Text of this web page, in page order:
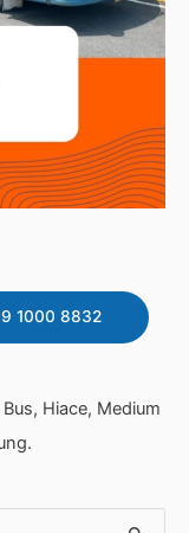
1000 8832
Hiace, Medium